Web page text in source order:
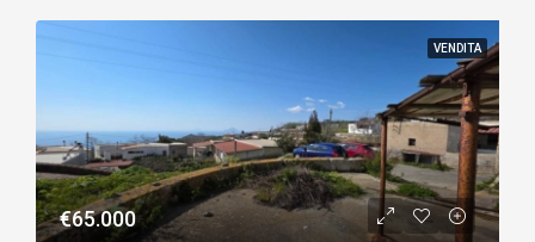
VENDITA
€65.000